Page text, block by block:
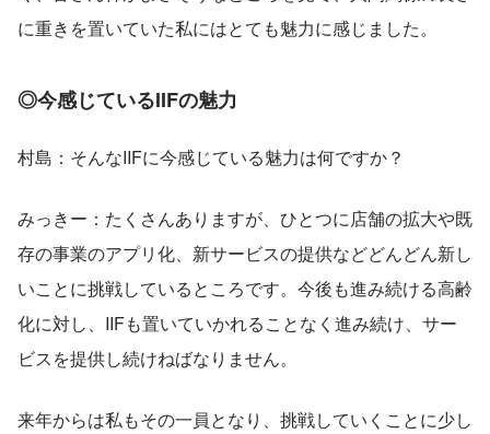
に重きを置いていた私にはとても魅力に感じました。
◎今感じているIIFの魅力
村島：そんなIIFに今感じている魅力は何ですか？
みっきー：たくさんありますが、ひとつに店舗の拡大や既
存の事業のアプリ化、新サービスの提供などどんどん新し
いことに挑戦しているところです。今後も進み続ける高齢
化に対し、IIFも置いていかれることなく進み続け、サー
ビスを提供し続けねばなりません。
来年からは私もその一員となり、挑戦していくことに少し